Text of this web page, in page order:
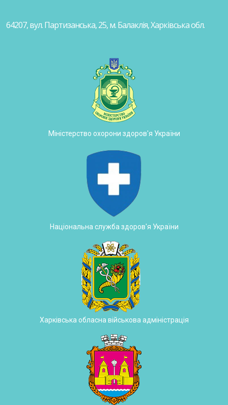
64207, вул. Партизанська, 25, м. Балаклія, Харківська обл.
Міністерство охорони здоров'я України
Національна служба здоров'я України
Харківська обласна військова адміністрація